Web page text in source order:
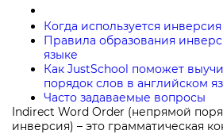
Когда используется
Правила образования
языке
Как JustSchool поможет
порядок слов в английском
Часто задаваемые вопросы
Indirect Word Order (непрямой
инверсия) – это грамматическая